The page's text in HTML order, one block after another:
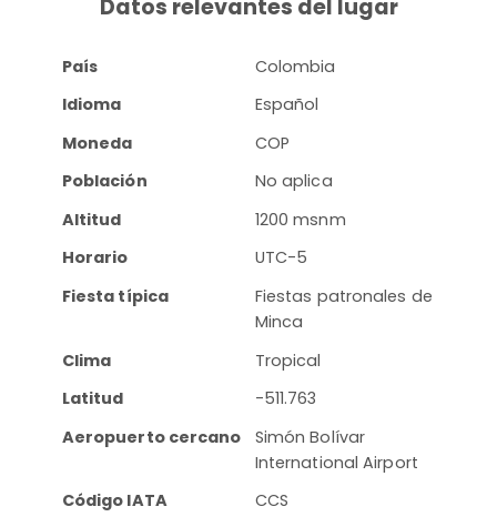
Datos relevantes del lugar
País
Colombia
Idioma
Español
Moneda
COP
Población
No aplica
Altitud
1200 msnm
Horario
UTC-5
Fiesta típica
Fiestas patronales de
Minca
Clima
Tropical
Latitud
-511.763
Aeropuerto cercano
Simón Bolívar
International Airport
Código IATA
CCS